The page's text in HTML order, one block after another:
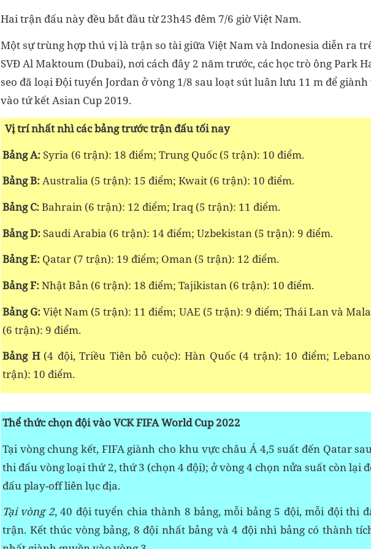
Hai trận đấu này đều bắt đầu từ 23h45 đêm 7/6 giờ Việt Nam.
Một sự trùng hợp thú vị là trận so tài giữa Việt Nam và Indonesia diễn ra
SVĐ Al Maktoum (Dubai), nơi cách đây 2 năm trước, các học trò ông Park
seo đã loại Đội tuyển Jordan ở vòng 1/8 sau loạt sút luân lưu 11 m để giành
vào tứ kết Asian Cup 2019.
Vị trí nhất nhì các bảng trước trận đấu tối nay
Bảng A:Syria (6 trận): 18 điểm; Trung Quốc (5 trận): 10 điểm.
Bảng B:Australia (5 trận): 15 điểm; Kwait (6 trận): 10 điểm.
Bảng C:Bahrain (6 trận): 12 điểm; Iraq (5 trận): 11 điểm.
Bảng D:Saudi Arabia (6 trận): 14 điểm; Uzbekistan (5 trận): 9 điểm.
Bảng E: Qatar (7 trận): 19 điểm; Oman (5 trận): 12 điểm.
Bảng F:Nhật Bản (6 trận): 18 điểm; Tajikistan (6 trận): 10 điểm.
Bảng G:Việt Nam (5 trận): 11 điểm; UAE (5 trận): 9 điểm; Thái Lan và
(6 trận): 9 điểm.
Bảng H(4 đội, Triều Tiên bỏ cuộc): Hàn Quốc (4 trận): 10 điểm;
trận): 10 điểm.
Thể thức chọn đội vào VCK FIFA World Cup 2022
Tại vòng chung kết, FIFA giành cho khu vực châu Á 4,5 suất đến Qatar
thi đấu vòng loại thứ 2, thứ 3 (chọn 4 đội); ở vòng 4 chọn nửa suất còn lại
đấu play-off liên lục địa.
Tại vòng 2, 40 đội tuyển chia thành 8 bảng, mỗi bảng 5 đội, mỗi đội thi
trận. Kết thúc vòng bảng, 8 đội nhất bảng và 4 đội nhì bảng có thành